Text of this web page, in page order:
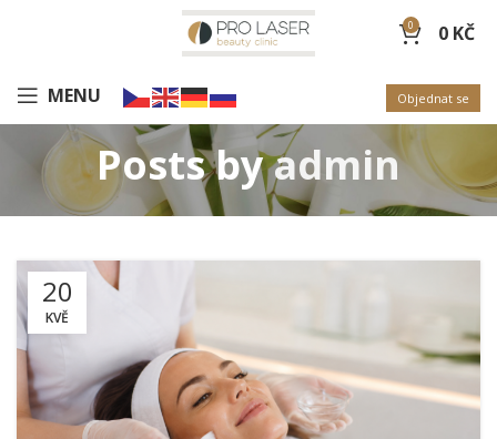
0 0 KČ
MENU Objednat se
Posts byadmin
20
KVĚ